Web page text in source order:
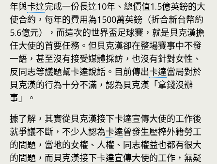
年與卡達完成一份長達10年、總價值1.5億英鎊的大
使合約，每年的費用為1500萬英鎊（折合新台幣約
5.6億元），而這次的世界盃足球賽，就是貝克漢擔
任大使的首要任務。但貝克漢卻在整場賽事中不發
一語，甚至沒有接受媒體採訪，也沒有針對女性、
反同志等議題幫卡達說話。目前傳出卡達當局對於
貝克漢的行為十分不滿，認為貝克漢「拿錢沒辦
事」。
據了解，其實從貝克漢接下卡達宣傳大使的工作後
就爭議不斷，不少人認為卡達曾發生壓榨外籍勞工
的問題，當地的女權、人權、同志權益也都有很大
的問題，而貝克漢接下卡達宣傳大使的工作，無疑